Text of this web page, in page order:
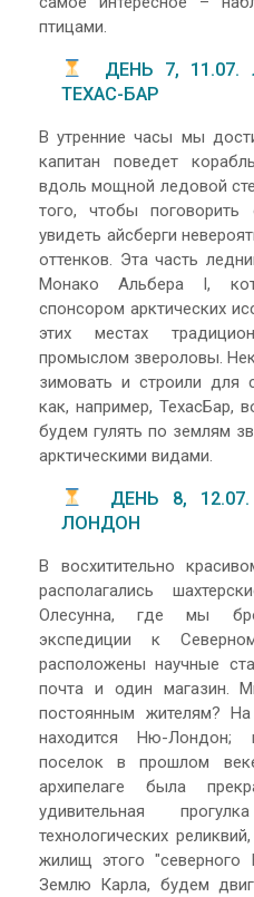
птицами.
ДЕНЬ 7, 11.07.
ТЕХАС-БАР
В утренние часы мы
капитан поведет
вдоль мощной ледовой
того, чтобы
увидеть айсберги
оттенков. Эта часть
Монако Альбера I,
спонсором арктических
этих местах
промыслом звероловы.
зимовать и строили
как, например, ТехасБар,
будем гулять по землям
арктическими видами.
ДЕНЬ 8,
ЛОНДОН
В восхитительно
располагались
Олесунна, где мы
экспедиции к
расположены научные
почта и один магазин.
постоянным жителям?
находится Ню-Лондон;
поселок в прошлом
архипелаге была
удивительная
технологических
жилищ этого "северного
Землю Карла, будем